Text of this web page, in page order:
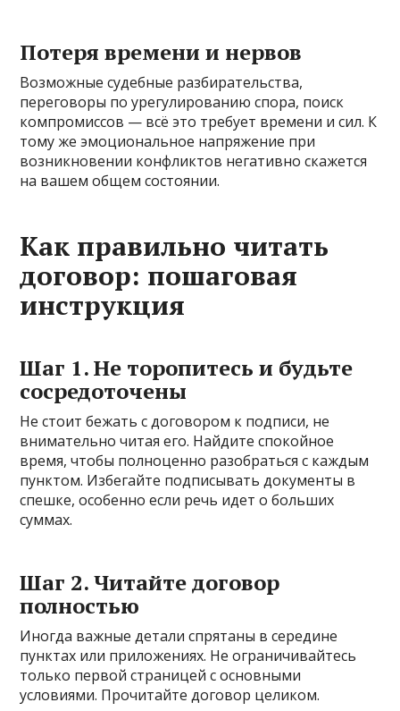
Потеря времени и нервов
Возможные судебные разбирательства,
переговоры по урегулированию спора, поиск
компромиссов — всё это требует времени и сил. К
тому же эмоциональное напряжение при
возникновении конфликтов негативно скажется
на вашем общем состоянии.
Как правильно читать
договор: пошаговая
инструкция
Шаг 1. Не торопитесь и будьте
сосредоточены
Не стоит бежать с договором к подписи, не
внимательно читая его. Найдите спокойное
время, чтобы полноценно разобраться с каждым
пунктом. Избегайте подписывать документы в
спешке, особенно если речь идет о больших
суммах.
Шаг 2. Читайте договор
полностью
Иногда важные детали спрятаны в середине
пунктах или приложениях. Не ограничивайтесь
только первой страницей с основными
условиями. Прочитайте договор целиком.